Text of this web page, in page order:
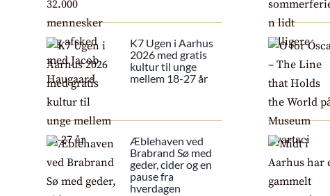
K7 Ugen i Aarhus
2026 med gratis
kultur til unge
mellem 18-27 år
Æblehaven ved
Brabrand Sø med
geder, cider og en
pause fra
hverdagen